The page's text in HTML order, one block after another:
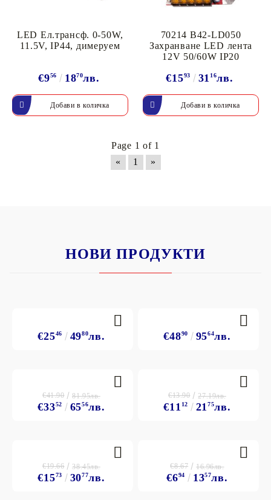
LED Ел.трансф. 0-50W,
11.5V, IP44, димeруем
€956 1870лв.
70214 B42-LD050
Захранване LED лента
12V 50/60W IP20
€1593 31 16лв.
Page 1 of 1
«
1 »
НОВИ ПРОДУКТИ
€2546 4980лв. €4890 9564лв.
€3352 6556лв.
€41.90 81.95лв.
€11 12 2175лв.
€13.90 27.19лв.
€1573 3077лв.
€19.66 38.45лв.
€694 1357лв.
€8.67 16.96лв.